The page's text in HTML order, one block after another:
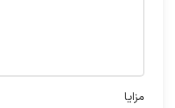
مزایا